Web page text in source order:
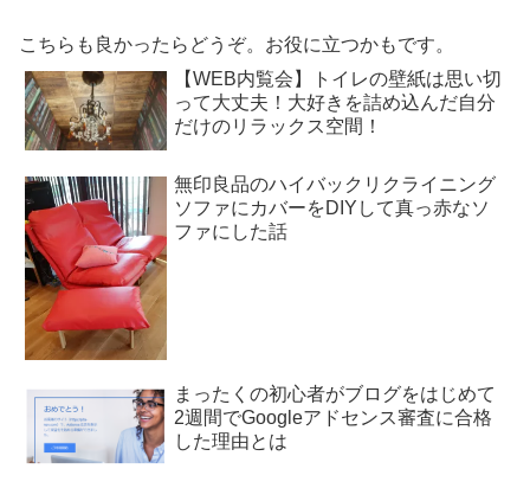
こちらも良かったらどうぞ。お役に立つかもです。
【WEB内覧会】トイレの壁紙は思い切
って大丈夫！大好きを詰め込んだ自分
だけのリラックス空間！
無印良品のハイバックリクライニング
ソファにカバーをDIYして真っ赤なソ
ファにした話
まったくの初心者がブログをはじめて
2週間でGoogleアドセンス審査に合格
した理由とは